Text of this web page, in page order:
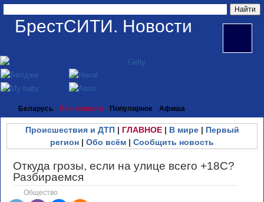
БрестСИТИ. Новости
Беларусь Все новости Популярное Афиша
Происшествия и ДТП| ГЛАВНОЕ| В мире| Первый
регион | Обо всём | Сообщить новость
Откуда грозы, если на улице всего +18С?
Разбираемся
Общество